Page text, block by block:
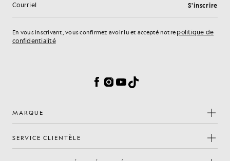
Adresse e-mail S'inscrire
En vous inscrivant, vous confirmez avoir lu et accepté notre politique de
confidentialité
Facebook
Instagram
YouTube
TikTok
MARQUE
SERVICE CLIENTÈLE